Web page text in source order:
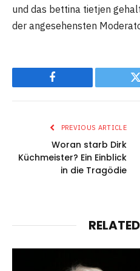
und das bettina tietjen
der angesehensten
Facebook
PREVIOUS ARTICLE
Woran starb Dirk
Küchmeister? Ein Einblick
in die Tragödie
RELATED